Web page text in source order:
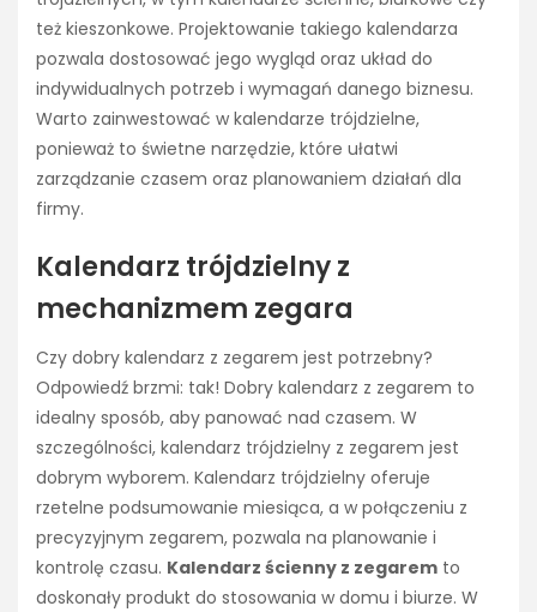
też kieszonkowe. Projektowanie takiego kalendarza
pozwala dostosować jego wygląd oraz układ do
indywidualnych potrzeb i wymagań danego biznesu.
Warto zainwestować w kalendarze trójdzielne,
ponieważ to świetne narzędzie, które ułatwi
zarządzanie czasem oraz planowaniem działań dla
firmy.
Kalendarz trójdzielny z
mechanizmem zegara
Czy dobry kalendarz z zegarem jest potrzebny?
Odpowiedź brzmi: tak! Dobry kalendarz z zegarem to
idealny sposób, aby panować nad czasem. W
szczególności, kalendarz trójdzielny z zegarem jest
dobrym wyborem. Kalendarz trójdzielny oferuje
rzetelne podsumowanie miesiąca, a w połączeniu z
precyzyjnym zegarem, pozwala na planowanie i
kontrolę czasu. Kalendarz ścienny z zegarem to
doskonały produkt do stosowania w domu i biurze. W